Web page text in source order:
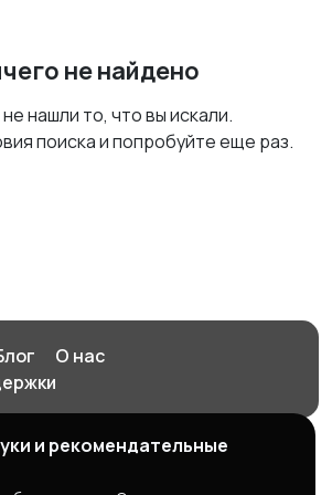
не найдено
нашли то, что вы искали.
поиска и попробуйте еще раз.
О нас
| Недвижимость | Работа |
и рекомендательные